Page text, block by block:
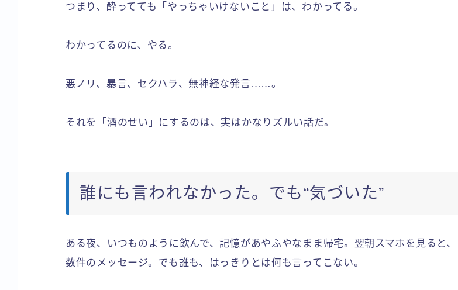
つまり、酔ってても「やっちゃいけないこと」は、わかってる。
わかってるのに、やる。
悪ノリ、暴言、セクハラ、無神経な発言……。
それを「酒のせい」にするのは、実はかなりズルい話だ。
誰にも言われなかった。でも“気づいた”
ある夜、いつものように飲んで、記憶があやふやなまま帰宅。翌朝スマホを見ると、
数件のメッセージ。でも誰も、はっきりとは何も言ってこない。